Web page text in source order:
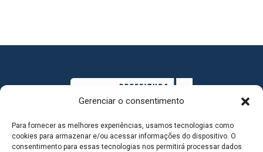
Gerenciar o consentimento
Para fornecer as melhores experiências, usamos tecnologias como
cookies para armazenar e/ou acessar informações do dispositivo. O
consentimento para essas tecnologias nos permitirá processar dados